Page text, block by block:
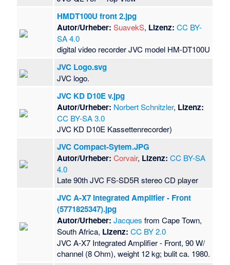
HMDT100U front 2.jpg
Autor/Urheber: SuavekS, Lizenz: CC BY-
SA 4.0
digital video recorder JVC model HM-DT100U
JVC Logo.svg
JVC logo.
JVC KD D10E v.jpg
Autor/Urheber: Norbert Schnitzler, Lizenz:
CC BY-SA 3.0
JVC KD D10E Kassettenrecorder)
JVC Compact-Sytem.JPG
Autor/Urheber: Corvair, Lizenz: CC BY-SA
4.0
Late 90th JVC FS-SD5R stereo CD player
JVC A-X7 Integrated Amplifier - Front
(5771825347).jpg
Autor/Urheber: Jacques from Cape Town,
South Africa, Lizenz: CC BY 2.0
JVC A-X7 Integrated Amplifier - Front, 90 W/
channel (8 Ohm), weight 12 kg; bulit ca. 1980.